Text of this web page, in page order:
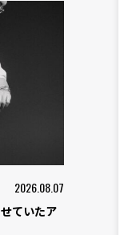
2026.08.07
ていたア